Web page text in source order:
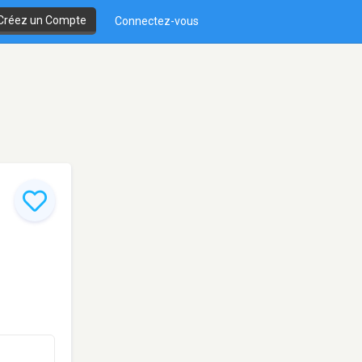
un Compte Connectez-vous